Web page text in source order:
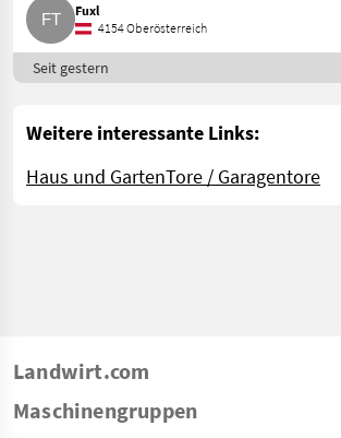
Fuxl
4154 Oberösterreich
Seit gestern
Weitere interessante Links:
Haus und GartenTore / Garagentore
Landwirt.com
Maschinengruppen